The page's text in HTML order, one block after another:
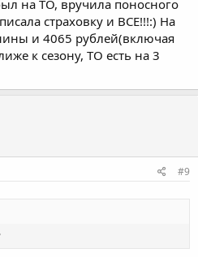
на ТО, вручила поносного
страховку и ВСЕ!!!:) На
и 4065 рублей(включая
к сезону, ТО есть на 3
#9